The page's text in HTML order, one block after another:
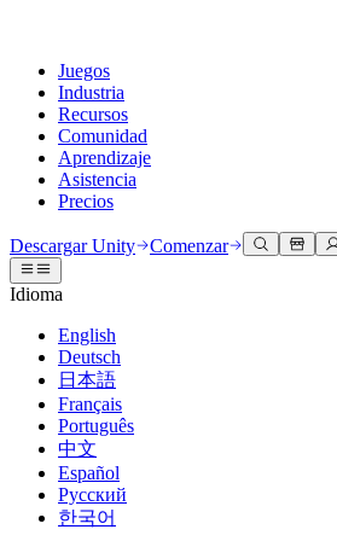
Juegos
Industria
Recursos
Comunidad
Aprendizaje
Asistencia
Precios
Motor de Unity
Crea juegos 2D y 3D para cualquier
Colaboración
Colabora e itera rápidamente con tu equipo
Descargar Unity
Planes y precios
Implementar
Multiplataforma
Colaboración 3D
Construye y revisa proyectos 3D en tiempo
Capacitación envolvente
Capacitación en entornos envolventes
Experiencias del cliente
Crea experiencias interactivas en 3D
Industrias
Fabricación
Documentación
Herramientas para desarrolladores
Versiones de lanzamiento y rastreador de
Hoja de ruta
Revisar características próximas
Glosario
Discusiones
Eventos
Eventos globales y locales
Historias de la comunidad
Hecho con Unity
Presentando a los creadores de Unity
Unity Learn
Domina las habilidades de Unity de forma
Capacitación profesional
Mejora tu equipo con entrenadores de Unity
¿No tienes experiencia con Unity?
Primeros pasos
Pon en marcha tu aprendizaje
Rutas esenciales de Unity
Obtener ayuda
Ayudándote a tener éxito con Unity
Planes de éxito
Alcanza tus metas más rápido con soporte
PREGUNTAS FRECUENTES
Respuestas a preguntas comunes
Contáctanos
Conéctate con nuestro equipo
Descargar Unity Comenzar
Idioma
English
Deutsch
日本語
Français
Português
中文
Español
Русский
한국어